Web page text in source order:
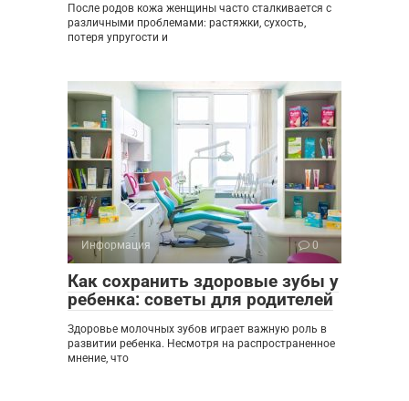
После родов кожа женщины часто сталкивается с
различными проблемами: растяжки, сухость,
потеря упругости и
Информация 0
Как сохранить здоровые зубы у
ребенка: советы для родителей
Здоровье молочных зубов играет важную роль в
развитии ребенка. Несмотря на распространенное
мнение, что